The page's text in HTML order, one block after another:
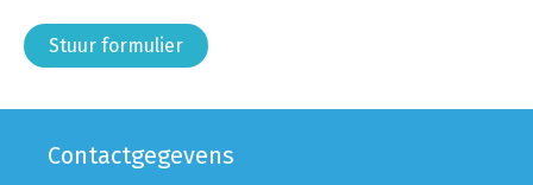
Stuur formulier
Contactgegevens